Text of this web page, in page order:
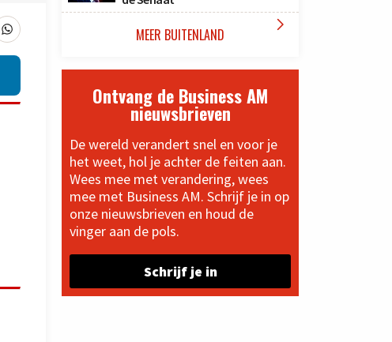
MEER BUITENLAND 
Ontvang de Business AM
nieuwsbrieven
De wereld verandert snel en voor je
het weet, hol je achter de feiten aan.
Wees mee met verandering, wees
mee met Business AM. Schrijf je in op
onze nieuwsbrieven en houd de
vinger aan de pols.
Schrijf je in